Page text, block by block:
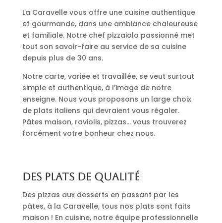
La Caravelle vous offre une cuisine authentique
et gourmande, dans une ambiance chaleureuse
et familiale. Notre chef pizzaiolo passionné met
tout son savoir-faire au service de sa cuisine
depuis plus de 30 ans.
Notre carte, variée et travaillée, se veut surtout
simple et authentique, à l’image de notre
enseigne. Nous vous proposons un large choix
de plats italiens qui devraient vous régaler.
Pâtes maison, raviolis, pizzas… vous trouverez
forcément votre bonheur chez nous.
Des plats de qualité
Des pizzas aux desserts en passant par les
pâtes, à la Caravelle, tous nos plats sont faits
maison ! En cuisine, notre équipe professionnelle